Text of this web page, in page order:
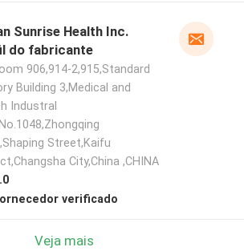
Sunrise Health Inc.
do fabricante
906,914-2,915,Standard
Building 3,Medical and
Industral
Street,Kaifu
City,China ,CHINA
verificado
Veja mais